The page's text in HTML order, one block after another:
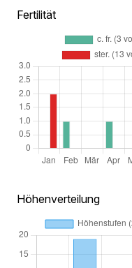
Fertilität
Höhenverteilung